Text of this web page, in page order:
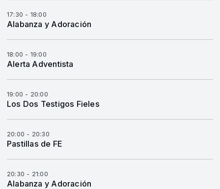
17:30 - 18:00
Alabanza y Adoración
18:00 - 19:00
Alerta Adventista
19:00 - 20:00
Los Dos Testigos Fieles
20:00 - 20:30
Pastillas de FE
20:30 - 21:00
Alabanza y Adoración